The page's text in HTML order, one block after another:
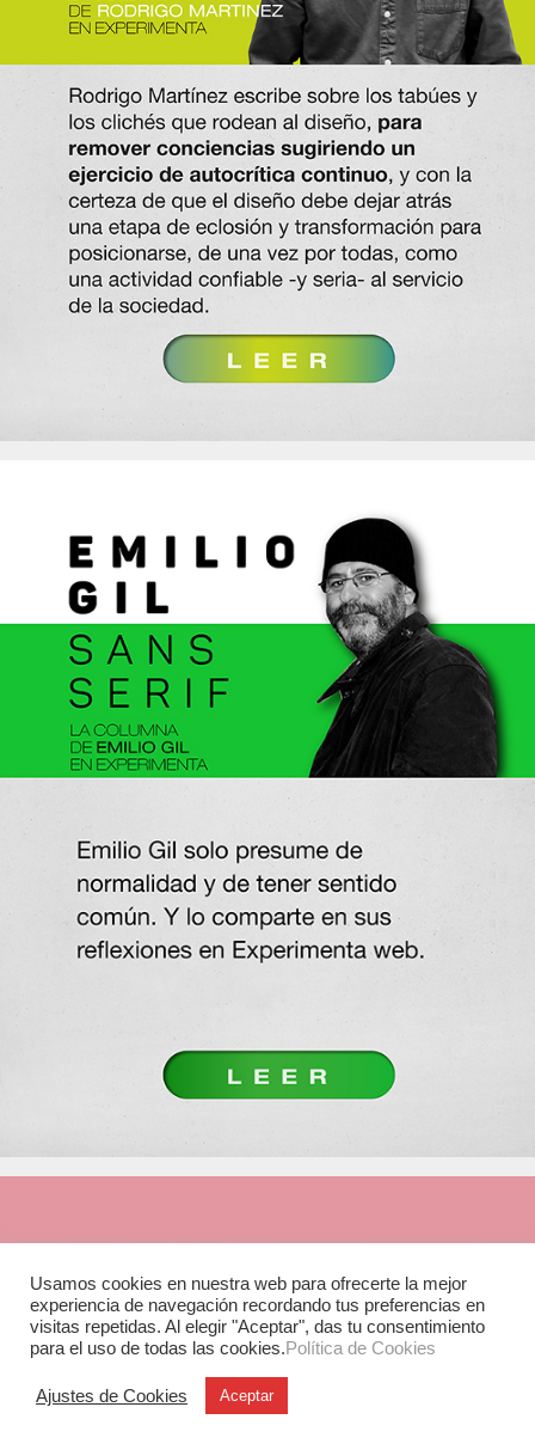
Usamos cookies en nuestra web para ofrecerte la mejor
experiencia de navegación recordando tus preferencias en
visitas repetidas. Al elegir "Aceptar", das tu consentimiento
para el uso de todas las cookies.Política de Cookies
Ajustes de Cookies Aceptar